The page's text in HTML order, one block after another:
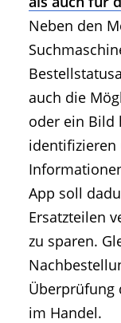
Neben den
auch die
oder ein Bild
App soll
Ersatzteilen
zu sparen.
Überprüfung
im Handel.